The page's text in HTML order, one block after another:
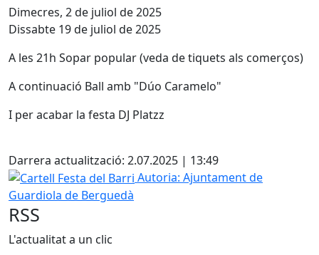
Dimecres, 2 de juliol de 2025
Dissabte 19 de juliol de 2025
A les 21h Sopar popular (veda de tiquets als comerços)
A continuació Ball amb "Dúo Caramelo"
I per acabar la festa DJ Platzz
Darrera actualització: 2.07.2025 | 13:49
Cartell Festa del Barri
Autoria: Ajuntament de
Guardiola de Berguedà
RSS
L'actualitat a un clic